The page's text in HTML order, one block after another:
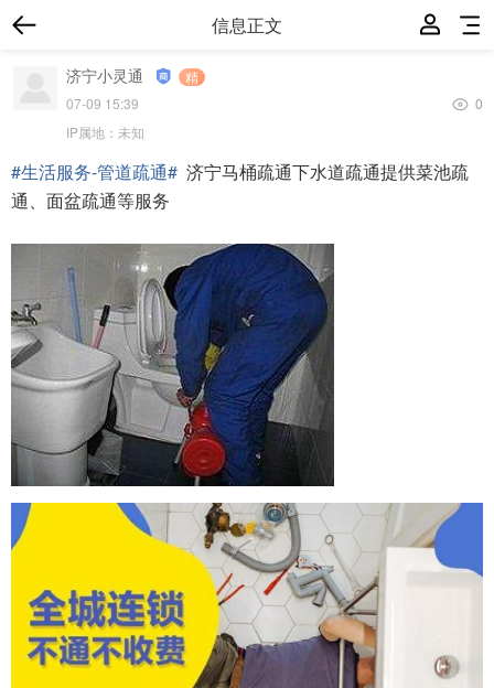
信息正文
济宁小灵通
精
0
07-09 15:39
IP属地： 未知
#生活服务-管道疏通# 济宁马桶疏通下水道疏通提供菜池疏
通、面盆疏通等服务